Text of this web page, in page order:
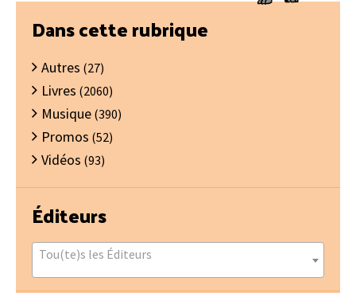
Barre
latérale
principale
Dans cette rubrique
Autres (27)
Livres (2060)
Musique (390)
Promos (52)
Vidéos (93)
Éditeurs
Tou(te)s les Éditeurs